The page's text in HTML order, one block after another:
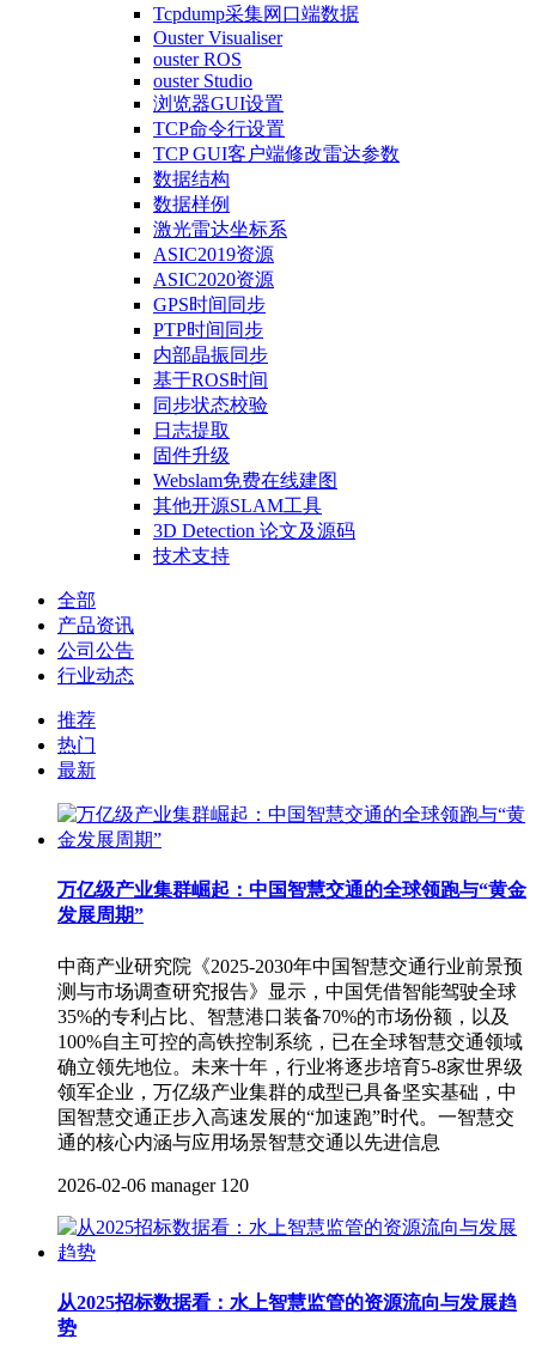
Tcpdump采集网口端数据
Ouster Visualiser
ouster ROS
ouster Studio
浏览器GUI设置
TCP命令行设置
TCP GUI客户端修改雷达参数
数据结构
数据样例
激光雷达坐标系
ASIC2019资源
ASIC2020资源
GPS时间同步
PTP时间同步
内部晶振同步
基于ROS时间
同步状态校验
日志提取
固件升级
Webslam免费在线建图
其他开源SLAM工具
3D Detection 论文及源码
技术支持
全部
产品资讯
公司公告
行业动态
推荐
热门
最新
万亿级产业集群崛起：中国智慧交通的全球领跑与“黄金
发展周期”
中商产业研究院《2025-2030年中国智慧交通行业前景预
测与市场调查研究报告》显示，中国凭借智能驾驶全球
35%的专利占比、智慧港口装备70%的市场份额，以及
100%自主可控的高铁控制系统，已在全球智慧交通领域
确立领先地位。未来十年，行业将逐步培育5-8家世界级
领军企业，万亿级产业集群的成型已具备坚实基础，中
国智慧交通正步入高速发展的“加速跑”时代。一智慧交
通的核心内涵与应用场景智慧交通以先进信息
2026-02-06 manager 120
从2025招标数据看：水上智慧监管的资源流向与发展趋
势